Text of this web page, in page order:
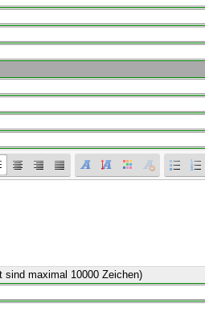
sind maximal 10000 Zeichen)